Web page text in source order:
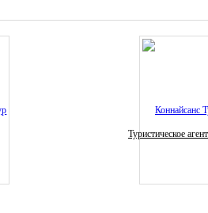
Туристическое